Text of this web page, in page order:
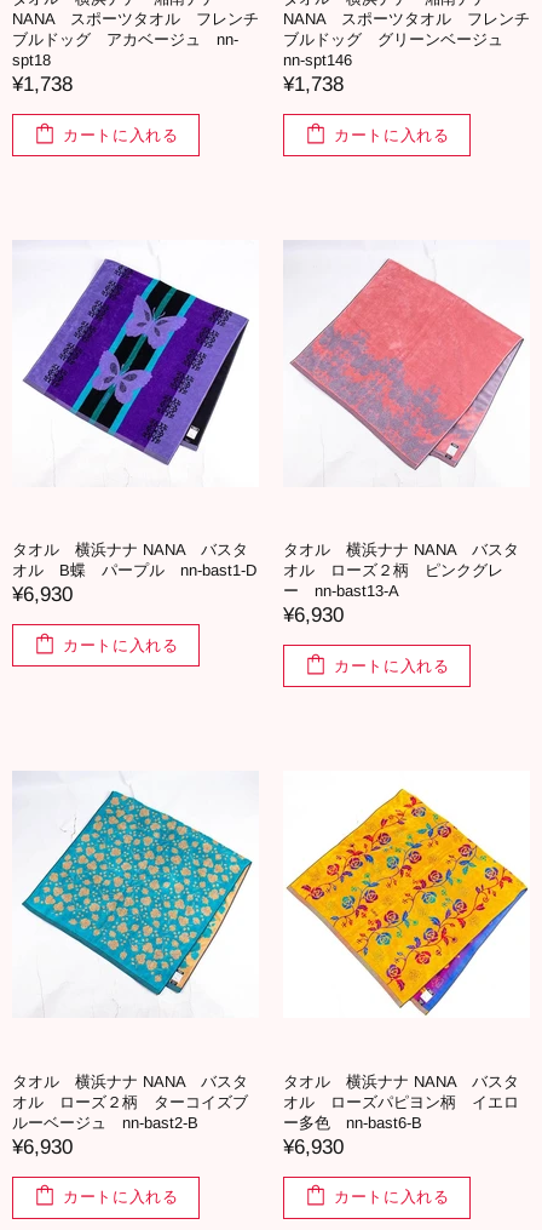
NANA スポーツタオル フレンチ
ブルドッグ アカベージュ nn-
spt18
¥1,738
カートに入れる
NANA スポーツタオル フレンチ
ブルドッグ グリーンベージュ
nn-spt146
¥1,738
カートに入れる
タオル 横浜ナナ NANA バスタ
オル B蝶 パープル nn-bast1-D
¥6,930
カートに入れる
タオル 横浜ナナ NANA バスタ
オル ローズ２柄 ピンクグレ
ー nn-bast13-A
¥6,930
カートに入れる
タオル 横浜ナナ NANA バスタ
オル ローズ２柄 ターコイズブ
ルーベージュ nn-bast2-B
¥6,930
カートに入れる
タオル 横浜ナナ NANA バスタ
オル ローズパピヨン柄 イエロ
ー多色 nn-bast6-B
¥6,930
カートに入れる